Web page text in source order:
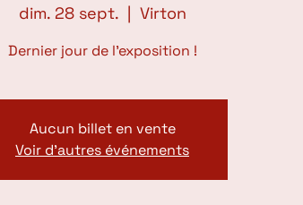
dim. 28 sept.
  |
Virton
Dernier jour de l'exposition !
Aucun billet en vente
Voir d'autres événements